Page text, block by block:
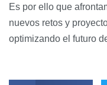
Es por ello que
nuevos retos y
optimizando el futuro